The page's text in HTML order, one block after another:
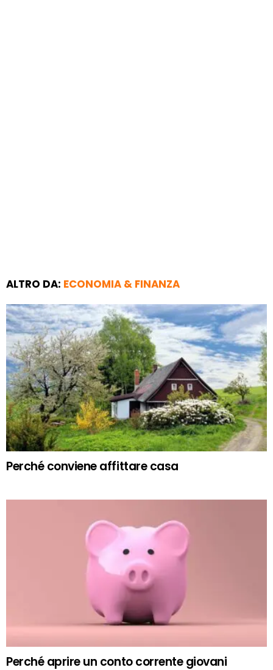
ALTRO DA: ECONOMIA & FINANZA
Perché conviene affittare casa
Perché aprire un conto corrente giovani